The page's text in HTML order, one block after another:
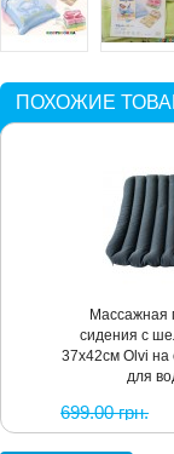
ПОХОЖИЕ
Массажная
сидения с
37х42см Olvi на
для
699.00 грн.
532.00 грн.